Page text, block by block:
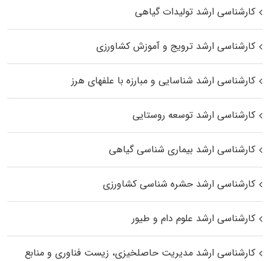
کارشناسی ارشد تولیدات گیاهی
کارشناسی ارشد ترویج و آموزش کشاورزی
کارشناسی ارشد شناسایی و مبارزه با علفهای هرز
کارشناسی ارشد توسعه روستایی
کارشناسی ارشد بیماری‌ شناسی گیاهی
کارشناسی ارشد حشره‌ شناسی کشاورزی
کارشناسی ارشد علوم دام و طیور
کارشناسی ارشد مدیریت حاصلخیزی، زیست فناوری و منابع